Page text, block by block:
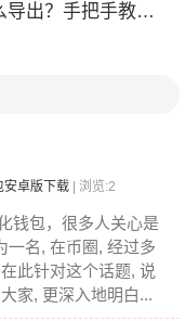
把手教你安全备份助记词
安卓版下载 | 浏览:2
钱包，很多人关心是
一名, 在币圈, 经过多
此针对这个话题, 说
家, 更深入地明白...